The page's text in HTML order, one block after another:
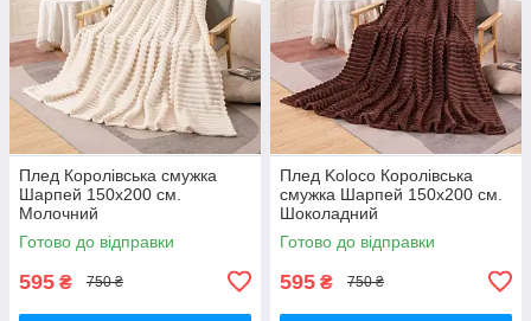
Плед Королівська смужка
Шарпей 150х200 см.
Молочний
Готово до відправки
595 ₴ 750 ₴
Плед Koloco Королівська
смужка Шарпей 150х200 см.
Шоколадний
Готово до відправки
595 ₴ 750 ₴